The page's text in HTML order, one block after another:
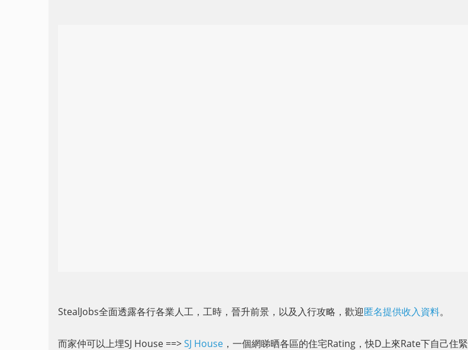
StealJobs全面透露各行各業人工，工時，晉升前景，以及入行攻略，歡迎匿名提供收入資料。
而家仲可以上埋SJ House ==>SJ House ，一個網睇晒各區的住宅Rating，快D上來Rate下自己住緊